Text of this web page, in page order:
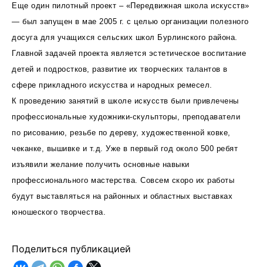
Еще один пилотный проект – «Передвижная школа искусств»
— был запущен в мае 2005 г. с целью организации полезного
досуга для учащихся сельских школ Бурлинского района.
Главной задачей проекта является эстетическое воспитание
детей и подростков, развитие их творческих талантов в
сфере прикладного искусства и народных ремесел.
К проведению занятий в школе искусств были привлечены
профессиональные художники-скульпторы, преподаватели
по рисованию, резьбе по дереву, художественной ковке,
чеканке, вышивке и т.д. Уже в первый год около 500 ребят
изъявили желание получить основные навыки
профессионального мастерства. Совсем скоро их работы
будут выставляться на районных и областных выставках
юношеского творчества.
Поделиться публикацией